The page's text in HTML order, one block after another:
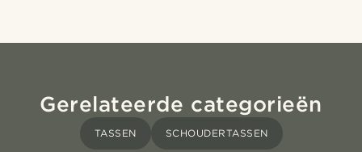
Gerelateerde categorieën
TASSEN SCHOUDERTASSEN